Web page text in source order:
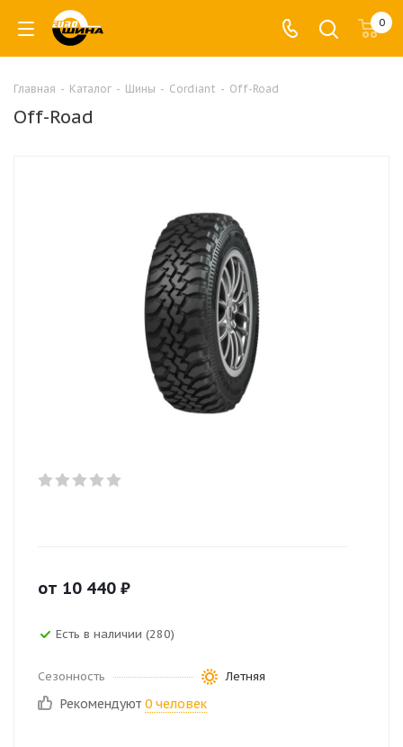
0
Главная - Каталог - Шины - Cordiant - Off-Road
Off-Road
от 10 440 ₽
Есть в наличии (280)
Сезонность Летняя
Рекомендуют 0 человек